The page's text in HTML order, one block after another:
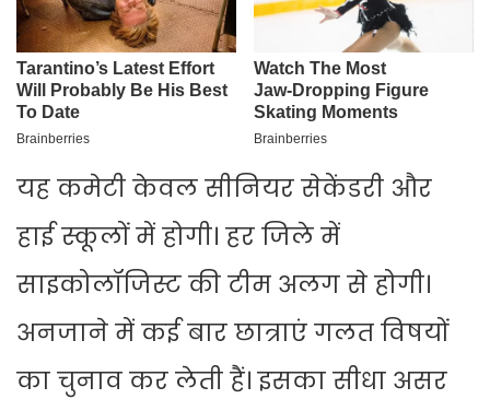
यह कमेटी केवल सीनियर सेकेंडरी और
हाई स्कूलों में होगी। हर जिले में
साइकोलॉजिस्ट की टीम अलग से होगी।
अनजाने में कई बार छात्राएं गलत विषयों
का चुनाव कर लेती हैं। इसका सीधा असर